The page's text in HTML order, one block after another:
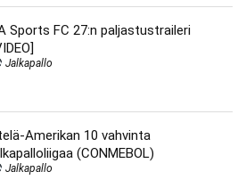
Sports FC 27:n paljastustraileri
Jalkapallo
Amerikan 10 vahvinta
(CONMEBOL)
Jalkapallo